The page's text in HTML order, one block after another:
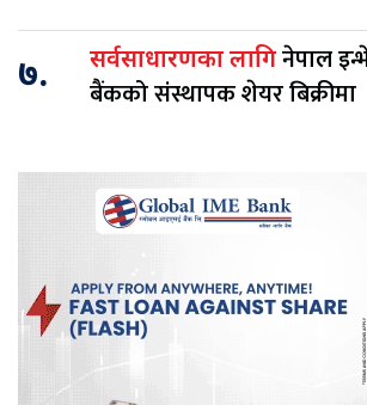
७. सर्वसाधारणका लागिनेपाल
बैंकको संस्थापक शेयर बिक्रीमा